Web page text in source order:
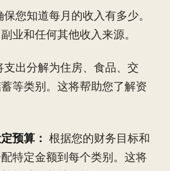
保您知道每月的收入有多少。
业和任何其他收入来源。
支出分解为住房、食品、交
等类别。这将帮助您了解资
预算： 根据您的财务目标和
特定金额到每个类别。这将